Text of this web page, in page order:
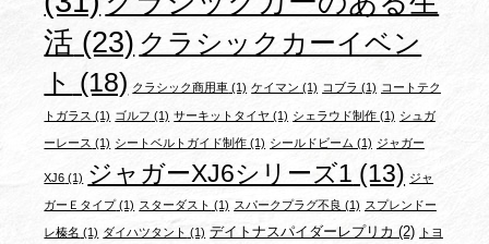
活 (23) クラシックカーイベン
ト (18) クラシック商用車 (1) ケイマン (1) コブラ (1) コートテク
トガラス (1) ゴルフ (1) サーキットタイヤ (1) シェラウド制作(1) シュガ
ーレース (1) シートベルトガイド制作 (1) シールドビーム (1) ジャガー
XJ6 (1) ジャガーXJ6シリーズ1 (13) ジャ
ガーＥタイプ(1) スターダスト (1) スパークプラグ不良 (1) スプレンドー
レ榛名 (1) ダイハツタント (1) デイトナスパイダーレプリカ (2) トヨ